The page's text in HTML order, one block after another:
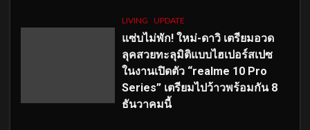
LIVING UPDATE
แซ่บไม่พัก! ใหม่-ดาวิ เตรียมอวด
ลุคสวยทะลุมิติแบบไฮเปอร์สเปซ
ในงานเปิดตัว “realme 10 Pro
Series” เตรียมไปว้าวพร้อมกัน 8
ธันวาคมนี้